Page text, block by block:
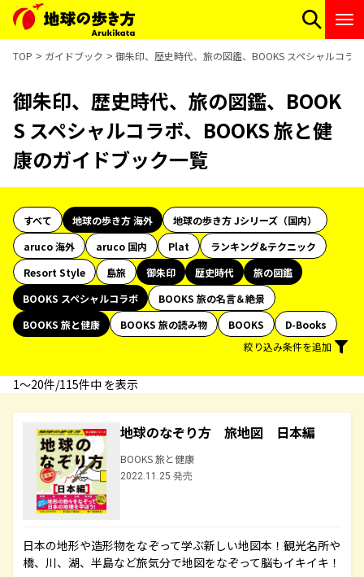
TOP ガイドブック 御朱印、歴史時代、旅の図鑑、BOOKS スペシャルコラ
御朱印、歴史時代、旅の図鑑、BOOK
S スペシャルコラボ、BOOKS 旅と健
康のガイドブック一覧
すべて 地球の歩き方 海外
地球の歩き方 Jシリーズ（国内）
aruco 海外
aruco 国内 Plat
ランキング&テクニック
Resort Style
島旅 御朱印 歴史時代
旅の図鑑
BOOKS スペシャルコラボ
BOOKS 旅の名言＆絶景
BOOKS 旅と健康
BOOKS 旅の読み物 BOOKS
D-Books
絞り込み条件を追加
1〜20件/115件中 を表示
地球のなぞり方 旅地図 日本編
BOOKS 旅と健康
2022.11.25 発売
日本の地形や造形物をなぞって学ぶ新しい地図本！観光名所や
橋、川、湖、半島など旅気分で地図をなぞって脳もイキイキ！